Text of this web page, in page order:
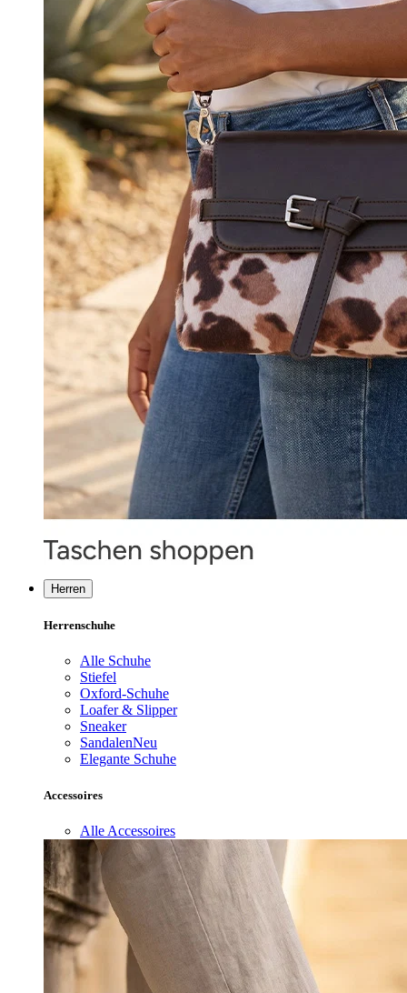
Herren
Herrenschuhe
Alle Schuhe
Stiefel
Oxford-Schuhe
Loafer & Slipper
Sneaker
SandalenNeu
Elegante Schuhe
Accessoires
Alle Accessoires